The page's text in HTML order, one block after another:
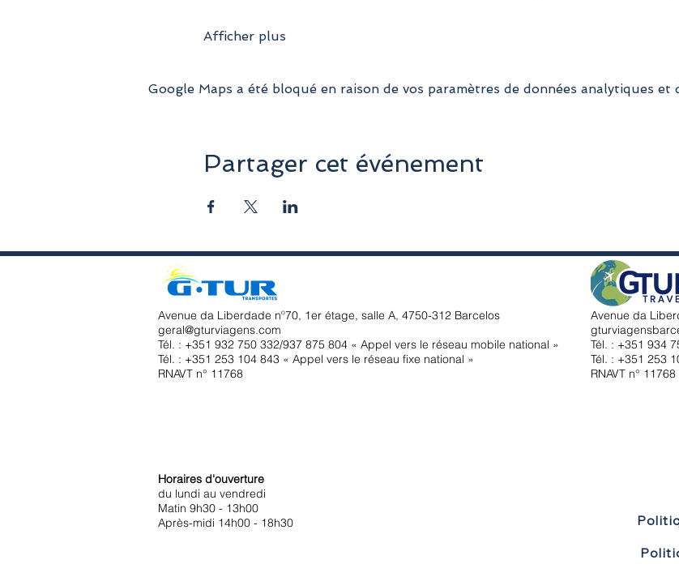
Afficher plus
Google Maps a été bloqué en raison de vos paramètres de données analytiques et
Partager cet événement
Avenue da Liberdade nº70, 1er étage, salle A, 4750-312 Barcelos
geral@gturviagens.com
Tél. : +351 932 750 332/937 875 804 « Appel vers le réseau mobile national »
Tél. : +351 253 104 843 « Appel vers le réseau fixe national »
RNAVT n° 11768
Horaires d'ouverture
du lundi au vendredi
Matin 9h30 - 13h00
Après-midi 14h00 - 18h30
Avenue da
Tél. : +351 934
Tél. : +351 253
RNAVT n° 11768